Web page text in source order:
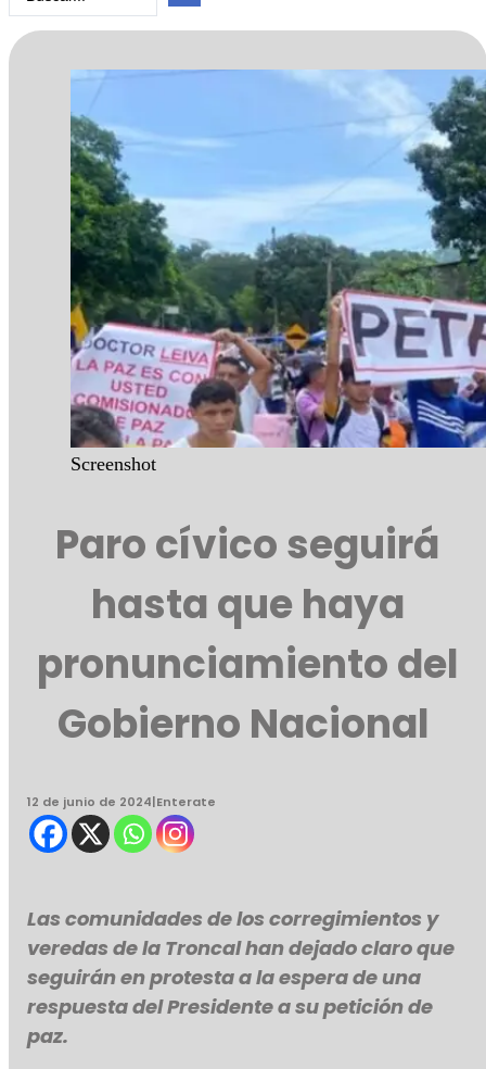
Screenshot
Paro cívico seguirá
hasta que haya
pronunciamiento del
Gobierno Nacional
12 de junio de 2024|Enterate
Las comunidades de los corregimientos y
veredas de la Troncal han dejado claro que
seguirán en protesta a la espera de una
respuesta del Presidente a su petición de
paz.